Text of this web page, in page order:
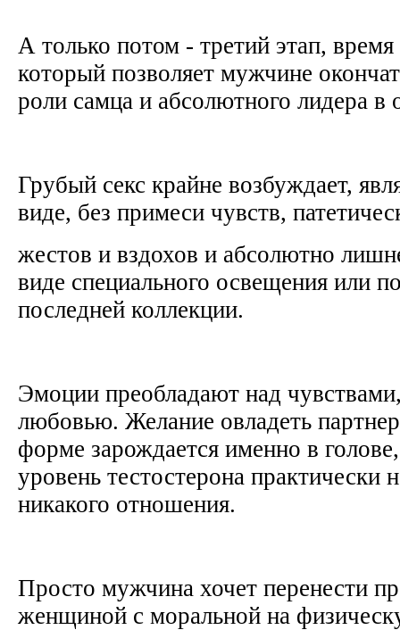
А только потом - третий этап, время
который позволяет мужчине
роли самца и абсолютного лидера
Грубый секс крайне возбуждает,
виде, без примеси чувств,
жестов и вздохов и абсолютно
виде специального освещения или
последней коллекции.
Эмоции преобладают над
любовью. Желание овладеть
форме зарождается именно в
уровень тестостерона практически
никакого отношения.
Просто мужчина хочет перенести
женщиной с моральной на